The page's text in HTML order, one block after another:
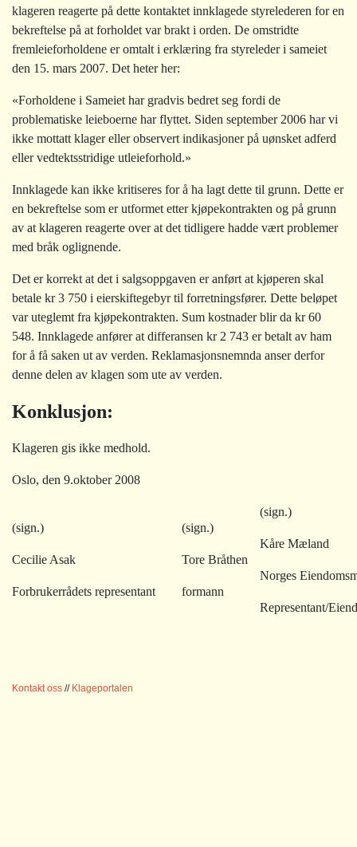
klageren reagerte på dette kontaktet innklagede styrelederen for en
bekreftelse på at forholdet var brakt i orden. De omstridte
fremleieforholdene er omtalt i erklæring fra styreleder i sameiet
den 15. mars 2007. Det heter her:
«Forholdene i Sameiet har gradvis bedret seg fordi de
problematiske leieboerne har flyttet. Siden september 2006 har vi
ikke mottatt klager eller observert indikasjoner på uønsket adferd
eller vedtektsstridige utleieforhold.»
Innklagede kan ikke kritiseres for å ha lagt dette til grunn. Dette er
en bekreftelse som er utformet etter kjøpekontrakten og på grunn
av at klageren reagerte over at det tidligere hadde vært problemer
med bråk oglignende.
Det er korrekt at det i salgsoppgaven er anført at kjøperen skal
betale kr 3 750 i eierskiftegebyr til forretningsfører. Dette beløpet
var uteglemt fra kjøpekontrakten. Sum kostnader blir da kr 60
548. Innklagede anfører at differansen kr 2 743 er betalt av ham
for å få saken ut av verden. Reklamasjonsnemnda anser derfor
denne delen av klagen som ute av verden.
Konklusjon:
Klageren gis ikke medhold.
Oslo, den 9.oktober 2008
(sign.)
Cecilie Asak
Forbrukerrådets representant
(sign.)
Tore Bråthen
formann
(sign.)
Kåre Mæland
Norges
Representant/
Kontakt oss // Klageportalen